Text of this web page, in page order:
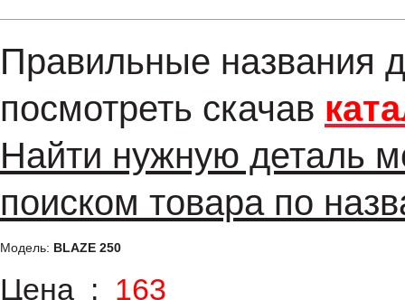
Правильные названия
посмотреть скачав
Найти нужную деталь
поиском товара по
Модель: BLAZE 250
Цена : 163